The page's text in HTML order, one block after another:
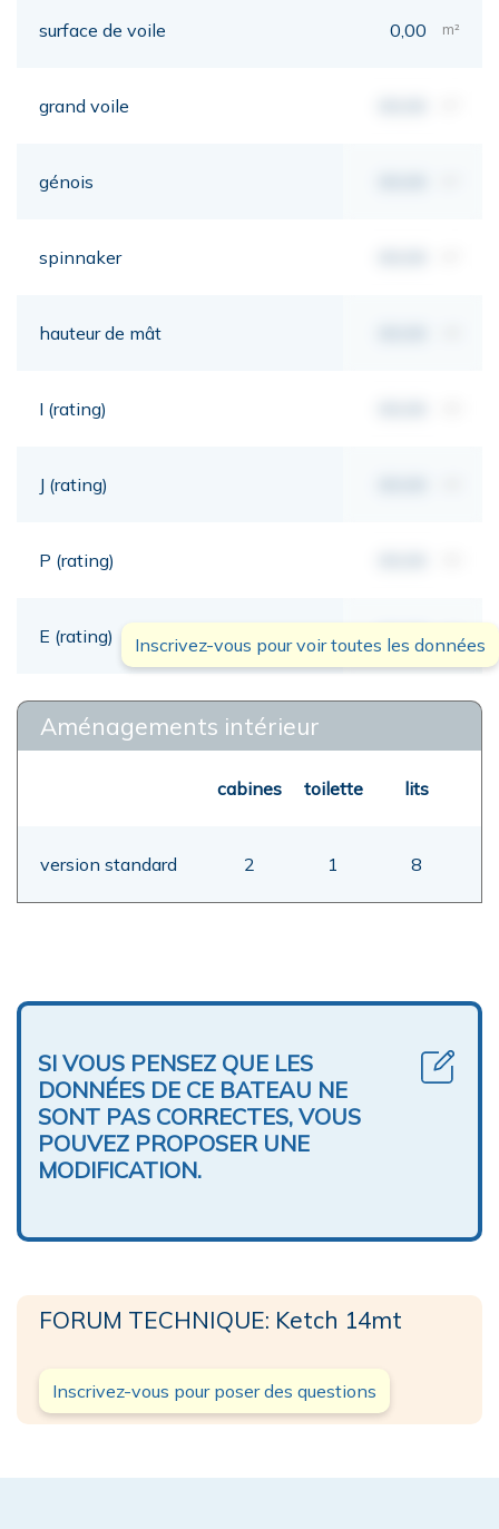
surface de voile 0,00 m²
grand voile
génois
spinnaker
hauteur de mât
I (rating)
J (rating)
P (rating)
E (rating) 00,00
Inscrivez-vous pour voir toutes les données
Aménagements intérieur
cabines toilette lits
version standard 2 1 8
SI VOUS PENSEZ QUE LES
DONNÉES DE CE BATEAU NE
SONT PAS CORRECTES, VOUS
POUVEZ PROPOSER UNE
MODIFICATION.
FORUM TECHNIQUE: Ketch 14mt
Inscrivez-vous pour poser des questions